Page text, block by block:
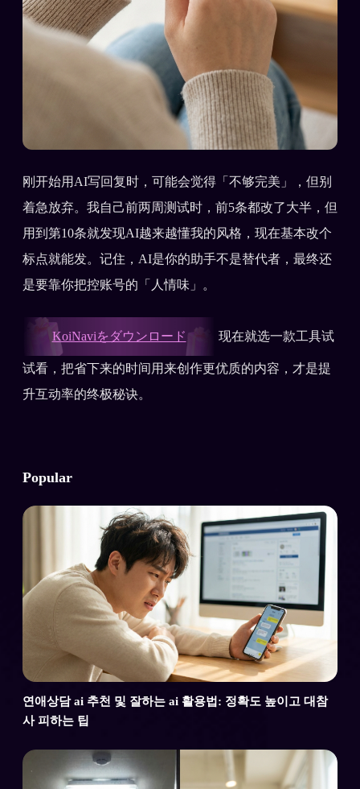
刚开始用AI写回复时，可能会觉得「不够完美」，但别
着急放弃。我自己前两周测试时，前5条都改了大半，但
用到第10条就发现AI越来越懂我的风格，现在基本改个
标点就能发。记住，AI是你的助手不是替代者，最终还
是要靠你把控账号的「人情味」。
KoiNaviをダウンロード 现在就选一款工具试
试看，把省下来的时间用来创作更优质的内容，才是提
升互动率的终极秘诀。
Popular
연애상담 ai 추천 및 잘하는 ai 활용법: 정확도 높이고 대참
사 피하는 팁